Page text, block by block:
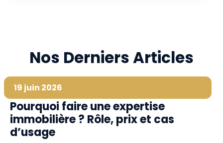
Nos Derniers Articles
19 juin 2026
Pourquoi faire une expertise
immobilière ? Rôle, prix et cas
d’usage